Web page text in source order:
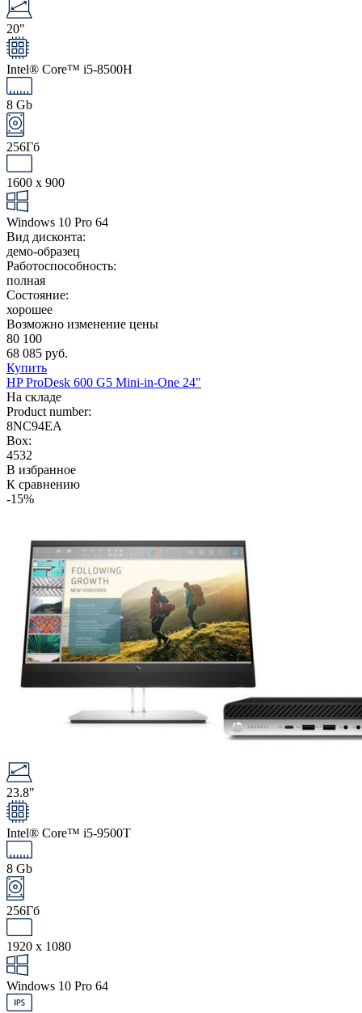
20"
Intel® Core™ i5-8500H
8 Gb
256Гб
1600 x 900
Windows 10 Pro 64
Вид дисконта:
демо-образец
Работоспособность:
полная
Состояние:
хорошее
Возможно изменение цены
80 100
68 085 руб.
Купить
HP ProDesk 600 G5 Mini-in-One 24"
На складе
Product number:
8NC94EA
Box:
4532
В избранное
К сравнению
-15%
23.8"
Intel® Core™ i5-9500T
8 Gb
256Гб
1920 x 1080
Windows 10 Pro 64